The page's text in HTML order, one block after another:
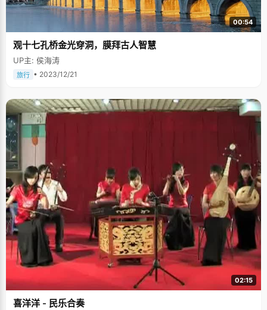
00:54
观十七孔桥金光穿洞，膜拜古人智慧
UP主: 侯海涛
旅行 • 2023/12/21
02:15
喜洋洋 - 民乐合奏